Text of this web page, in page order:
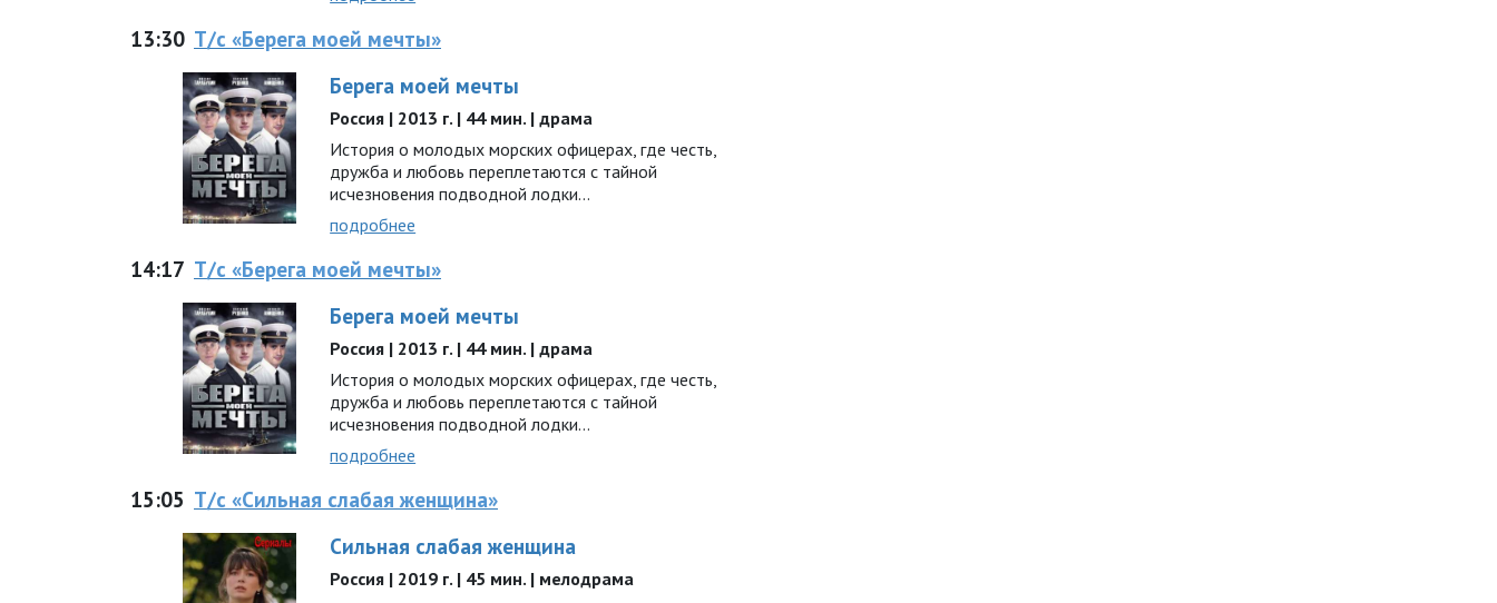
13:30 Т/с «Берега моей мечты»
Берега моей мечты
Россия | 2013 г. | 44 мин. | драма
История о молодых морских офицерах, где честь,
дружба и любовь переплетаются с тайной
исчезновения подводной лодки…
подробнее
14:17 Т/с «Берега моей мечты»
Берега моей мечты
Россия | 2013 г. | 44 мин. | драма
История о молодых морских офицерах, где честь,
дружба и любовь переплетаются с тайной
исчезновения подводной лодки…
подробнее
15:05 Т/с «Сильная слабая женщина»
Сильная слабая женщина
Россия | 2019 г. | 45 мин. | мелодрама